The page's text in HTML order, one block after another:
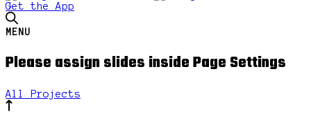
Get the App
MENU
Please assign slides inside Page Settings
All Projects